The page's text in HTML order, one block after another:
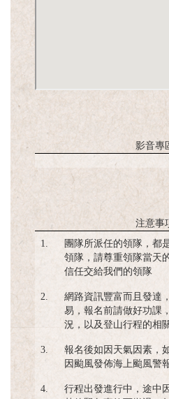
影音專
注意事
1.
團隊所派任的領隊，都
領隊，請尊重領隊當天
信任交給我們的領隊
2.
網路資訊豐富而且發達
易，報名前請做好功課
況，以及登山行程的相
3.
報名後如因天氣因素，
因颱風發佈海上颱風警
4.
行程出發進行中，途中